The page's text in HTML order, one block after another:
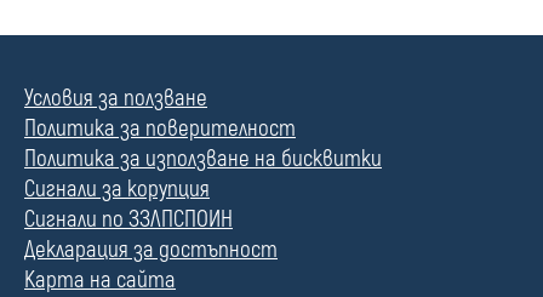
Условия за ползване
Политика за поверителност
Политика за използване на бисквитки
Сигнали за корупция
Сигнали по ЗЗЛПСПОИН
Декларация за достъпност
Карта на сайта